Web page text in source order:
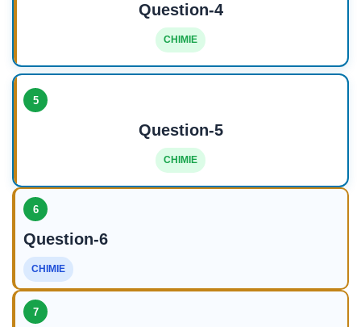
Question-4
CHIMIE
5
Question-5
CHIMIE
6
Question-6
CHIMIE
7